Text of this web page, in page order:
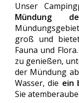
Unser
Mündung
groß und
Fauna und
zu genießen,
der Mündung ab
Wasser, die ein
Sie